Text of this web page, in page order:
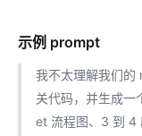
示例 prompt
我不太理解我们的
关代码，并生成
et 流程图、3 到 4